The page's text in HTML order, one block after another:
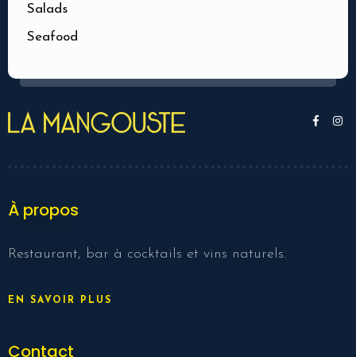
Salads
Seafood
À propos
Restaurant, bar à cocktails et vins naturels.
EN SAVOIR PLUS
Contact